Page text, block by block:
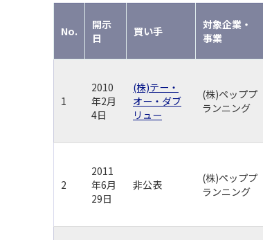
No.
開示
日
買い手
対象企業・
事業
1
2010
年2月
4日
(株)テー・
オー・ダブ
リュー
(株)ペッププ
ランニング
2
2011
年6月
29日
非公表
(株)ペッププ
ランニング